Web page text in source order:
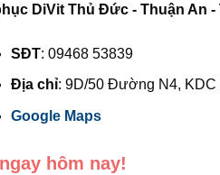
DiVit Thủ Đức - Thuận An
SĐT: 09468 53839
Địa chỉ: 9D/50 Đường N4, KDC
Google Maps
hôm nay!